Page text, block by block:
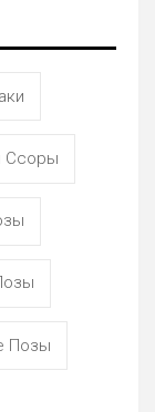
Ссоры
Позы